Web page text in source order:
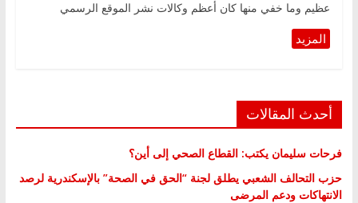
عظيم وما خفي منها كان أعظم وكالات نشر الموقع الرسمي
أحدث المقالات
فرحات سليمان يكتب: القطاع الصحي إلى أين؟
حزب التحالف الشعبي يطلق لجنة “الحق في الصحة” بالإسكندرية لرصد
الانتهاكات ودعم المرضى